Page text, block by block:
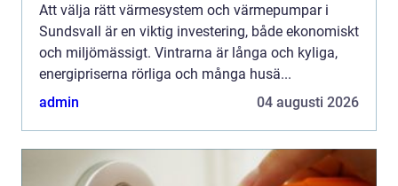
Att välja rätt värmesystem och värmepumpar i
Sundsvall är en viktig investering, både ekonomiskt
och miljömässigt. Vintrarna är långa och kyliga,
energipriserna rörliga och många husä...
admin
04 augusti 2026